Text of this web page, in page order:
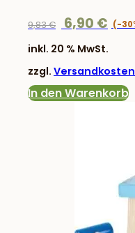
9,83€
war:
9,83 €
6,90€
inkl. 20 % MwSt.
zzgl. Versandkosten
In den Warenkorb